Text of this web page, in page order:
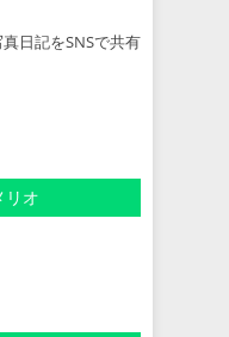
日記をSNSで共有
オ